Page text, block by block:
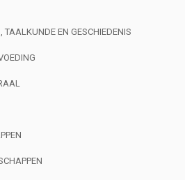
TAALKUNDE EN GESCHIEDENIS